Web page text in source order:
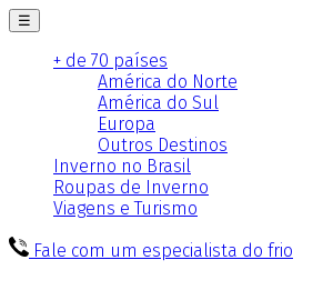
☰
+ de 70 países
América do Norte
América do Sul
Europa
Outros Destinos
Inverno no Brasil
Roupas de Inverno
Viagens e Turismo
Fale com um especialista do frio